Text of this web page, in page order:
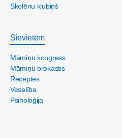
Skolēnu klubiņš
Sievietēm
Māmiņu kongress
Māmiņu brokastis
Receptes
Veselība
Psiholoģija